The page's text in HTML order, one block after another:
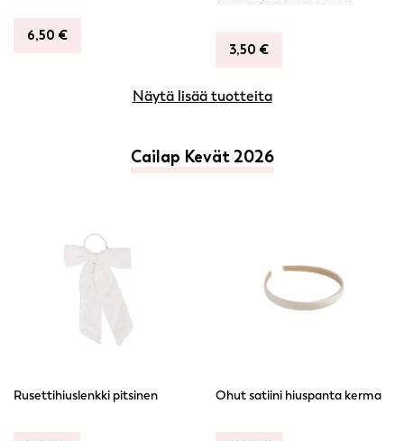
6,50 €
3,50 €
Näytä lisää tuotteita
Cailap Kevät 2026
Rusettihiuslenkki pitsinen Ohut satiini hiuspanta kerma